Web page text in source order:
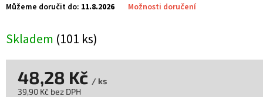
Skladem (101 ks)
Můžeme doručit do: 11.8.2026 Možnosti doručení
48,28 Kč / ks
39,90 Kč bez DPH